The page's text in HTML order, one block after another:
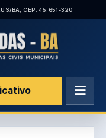
BA, CEP: 45.651-320